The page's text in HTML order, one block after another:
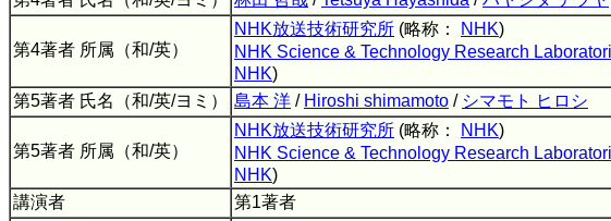
第4著者 所属（和/英）
NHK放送技術研究所 (略称： NHK)
NHK Science & Technology Research
NHK)
第5著者 氏名（和/英/ヨミ）
島本 洋 / Hiroshi shimamoto / シマモト ヒロシ
第5著者 所属（和/英）
NHK放送技術研究所 (略称： NHK)
NHK Science & Technology Research
NHK)
講演者
第1著者